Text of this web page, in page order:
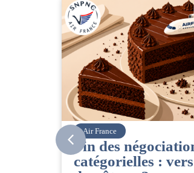
Corsair
CSE. Juillet 2026
06/08/2026| ACCÈS RESTREINT